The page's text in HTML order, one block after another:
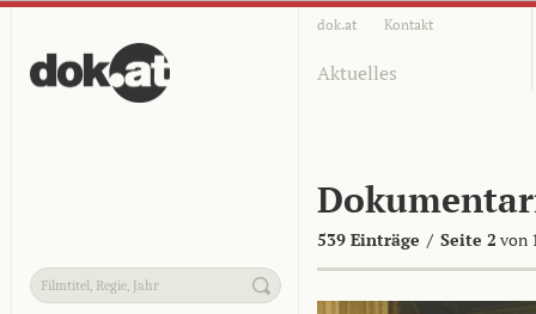
dok.at Kontakt
Aktuelles
539 Einträge / Seite 2 von